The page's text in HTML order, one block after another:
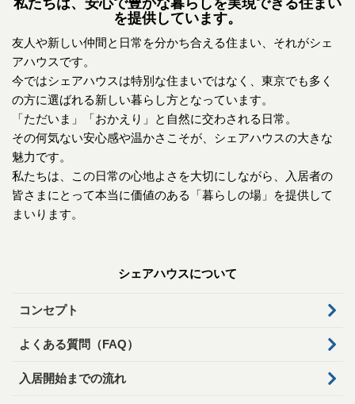
を提供しています。
友人や新しい仲間と日常を分かち合える住まい、それがシェ
アハウスです。
今ではシェアハウスは特別な住まいではなく、東京でも多く
の方に選ばれる新しい暮らし方となっています。
「ただいま」「おかえり」と自然に交わされる日常。
その何気ない安心感や温かさこそが、シェアハウスの大きな
魅力です。
私たちは、この日常の心地よさを大切にしながら、入居者の
皆さまにとって本当に価値のある「暮らしの場」を提供して
まいります。
シェアハウスについて
コンセプト
よくある質問（FAQ）
入居開始までの流れ